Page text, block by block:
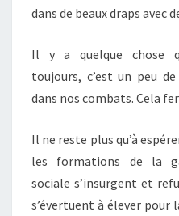
dans de beaux draps avec
Il y a quelque chose
toujours, c’est un peu
dans nos combats. Cela
Il ne reste plus qu’à
les formations de la
sociale s’insurgent et
s’évertuent à élever pour